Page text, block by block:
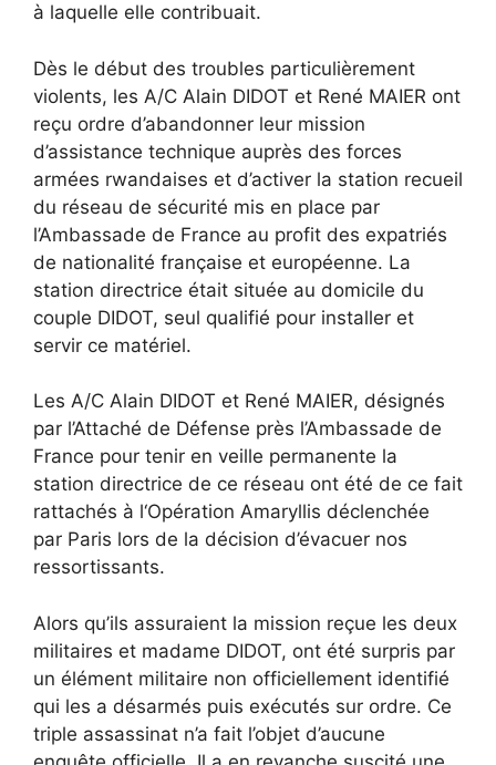
à laquelle elle contribuait.
Dès le début des troubles particulièrement
violents, les A/C Alain DIDOT et René MAIER ont
reçu ordre d’abandonner leur mission
d’assistance technique auprès des forces
armées rwandaises et d’activer la station recueil
du réseau de sécurité mis en place par
l’Ambassade de France au profit des expatriés
de nationalité française et européenne. La
station directrice était située au domicile du
couple DIDOT, seul qualifié pour installer et
servir ce matériel.
Les A/C Alain DIDOT et René MAIER, désignés
par l’Attaché de Défense près l’Ambassade de
France pour tenir en veille permanente la
station directrice de ce réseau ont été de ce fait
rattachés à l‘Opération Amaryllis déclenchée
par Paris lors de la décision d’évacuer nos
ressortissants.
Alors qu’ils assuraient la mission reçue les deux
militaires et madame DIDOT, ont été surpris par
un élément militaire non officiellement identifié
qui les a désarmés puis exécutés sur ordre. Ce
triple assassinat n’a fait l’objet d’aucune